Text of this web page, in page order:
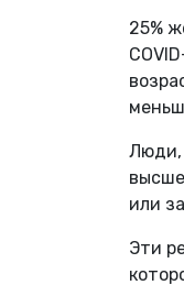
25%
Люди,
или
Эти